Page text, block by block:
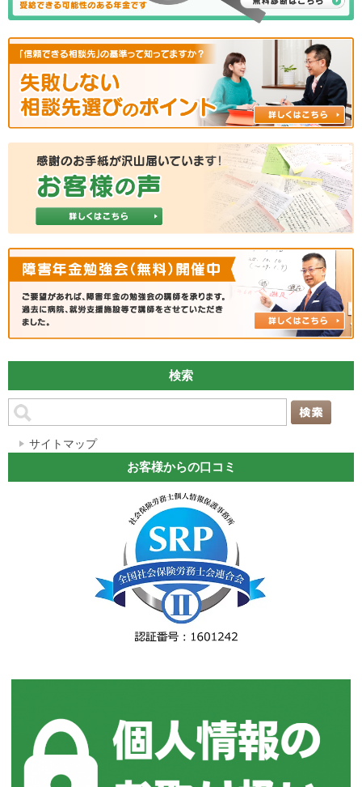
検索
サイトマップ
お客様からの口コミ